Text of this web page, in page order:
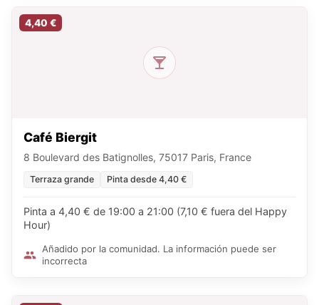
4,40 €
Café Biergit
8 Boulevard des Batignolles, 75017 Paris, France
Terraza grande Pinta desde 4,40 €
Pinta a 4,40 € de 19:00 a 21:00 (7,10 € fuera del Happy
Hour)
Añadido por la comunidad. La información puede ser
incorrecta